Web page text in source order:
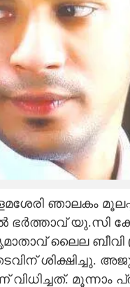
ഞാലകം
യു.സി
ലൈല ബീവി
ശിക്ഷിച്ചു.
വിധിച്ചത്.